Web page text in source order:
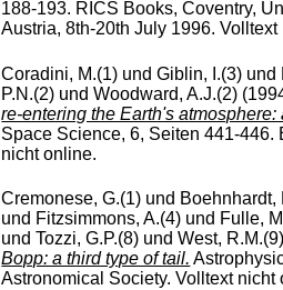
188-193. RICS Books, Coventry,
Austria, 8th-20th July 1996.
Coradini, M.(1) undGiblin, I.(3) und
P.N.(2) undWoodward, A.J.(2)
re-entering the Earth's
Space Science, 6, Seiten 441-446.
nicht online.
Cremonese, G.(1) und Boehnhardt,
und Fitzsimmons, A.(4) und Fulle,
undTozzi, G.P.(8) undWest,
Bopp: a third type of tail.
Astronomical Society. Volltext nicht